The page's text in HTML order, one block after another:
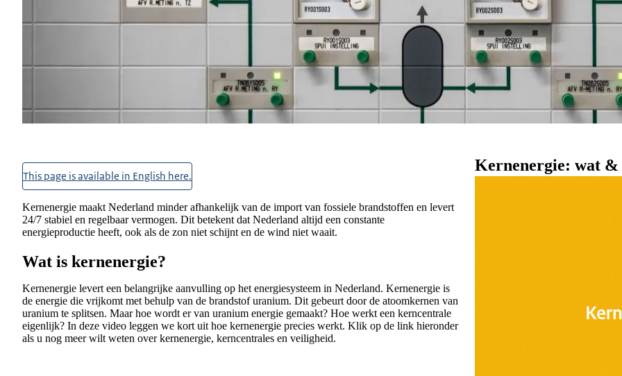
belangrijke aanvulling met een capaciteit van 3,5 tot 7 gigawatt (GW) in 2050.
This page is available in English here.
Kernenergie maakt Nederland minder afhankelijk van de import van fossiele brandstoffen en levert
24/7 stabiel en regelbaar vermogen. Dit betekent dat Nederland altijd een constante
energieproductie heeft, ook als de zon niet schijnt en de wind niet waait.
Wat is kernenergie?
Kernenergie levert een belangrijke aanvulling op het energiesysteem in Nederland. Kernenergie is
de energie die vrijkomt met behulp van de brandstof uranium. Dit gebeurt door de atoomkernen van
uranium te splitsen. Maar hoe wordt er van uranium energie gemaakt? Hoe werkt een kerncentrale
eigenlijk? In deze video leggen we kort uit hoe kernenergie precies werkt. Klik op de link hieronder
als u nog meer wilt weten over kernenergie, kerncentrales en veiligheid.
Kernenergie: wat &